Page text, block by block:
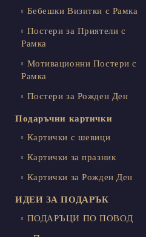
Бебешки Визитки с Рамка
Постери за Приятели с
Рамка
Мотивационни Постери с
Рамка
Постери за Рожден Ден
Подаръчни картички
Картички с шевици
Картички за празник
Картички за Рожден Ден
ИДЕИ ЗА ПОДАРЪК
ПОДАРЪЦИ ПО ПОВОД